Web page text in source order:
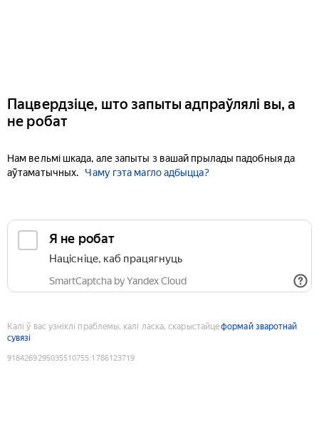
Пацвердзіце, што запыты адпраўлялі вы, а
не робат
Нам вельмі шкада, але запыты з вашай прылады падобныя да
аўтаматычных.
Чаму гэта магло адбыцца?
Я не робат
Націсніце, каб працягнуць
SmartCaptcha by Yandex Cloud
Калі ў вас узніклі праблемы, калі ласка, скарыстайцеформай зваротнай
сувязі
9184269295035510755:1786123719